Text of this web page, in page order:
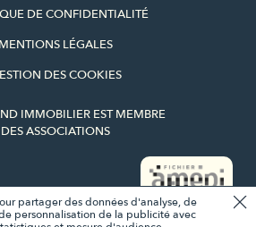
DE CONFIDENTIALITÉ
MENTIONS LÉGALES
DES COOKIES
IMMOBILIER EST MEMBRE
DES ASSOCIATIONS
partager des données d'analyse, de
personnalisation de la publicité avec